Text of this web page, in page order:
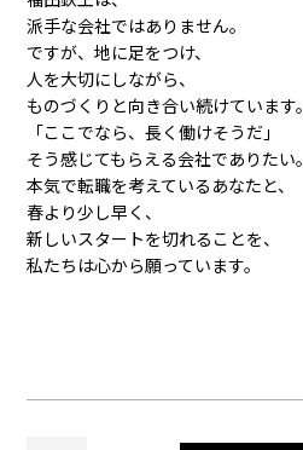
派手な会社ではありません。
ですが、地に足をつけ、
人を大切にしながら、
ものづくりと向き合い続けています。
「ここでなら、長く働けそうだ」
そう感じてもらえる会社でありたい。
本気で転職を考えているあなたと、
春より少し早く、
新しいスタートを切れることを、
私たちは心から願っています。